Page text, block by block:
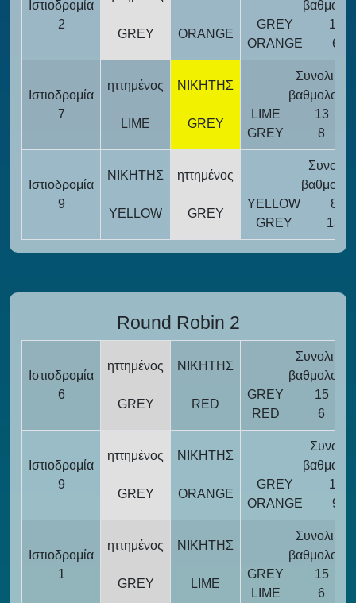
Ιστιοδρομία
2
GREY ORANGE
GREY
15
ORANGE
6
Ιστιοδρομία
7
ηττημένος
LIME
ΝΙΚΗΤΗΣ
GREY
Συνολική
βαθμολογία
LIME
13
GREY
8
Ιστιοδρομία
9
ΝΙΚΗΤΗΣ
YELLOW
ηττημένος
GREY
YELLOW
8
GREY
13
Round Robin 2
Ιστιοδρομία
6
ηττημένος
GREY
ΝΙΚΗΤΗΣ
RED
Συνολική
βαθμολογία
GREY
15
RED
6
Ιστιοδρομία
9
ηττημένος
GREY
ΝΙΚΗΤΗΣ
ORANGE
GREY
12
ORANGE
9
Ιστιοδρομία
1
ηττημένος
GREY
ΝΙΚΗΤΗΣ
LIME
Συνολική
βαθμολογία
GREY
15
LIME
6